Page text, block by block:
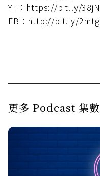
YT：https://bit.ly/
FB：http://bit.ly/
更多 Podcast 集數